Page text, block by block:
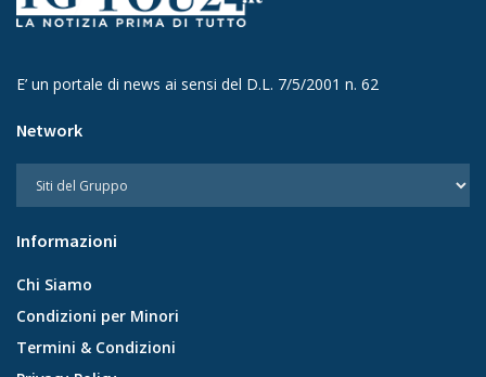
E’ un portale di news ai sensi del D.L. 7/5/2001 n. 62
Network
Informazioni
Chi Siamo
Condizioni per Minori
Termini & Condizioni